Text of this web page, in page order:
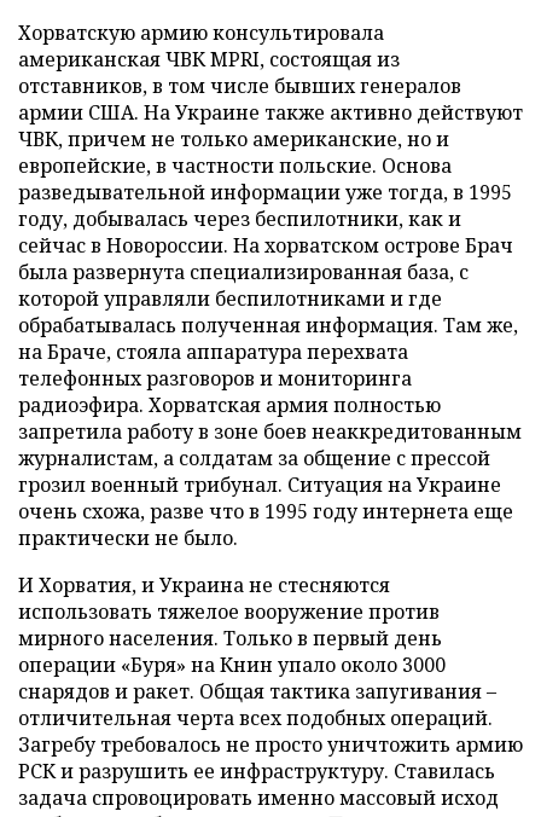
Хорватскую армию консультировала
американская ЧВК MPRI, состоящая из
отставников, в том числе бывших генералов
армии США. На Украине также активно действуют
ЧВК, причем не только американские, но и
европейские, в частности польские. Основа
разведывательной информации уже тогда, в 1995
году, добывалась через беспилотники, как и
сейчас в Новороссии. На хорватском острове Брач
была развернута специализированная база, с
которой управляли беспилотниками и где
обрабатывалась полученная информация. Там же,
на Браче, стояла аппаратура перехвата
телефонных разговоров и мониторинга
радиоэфира. Хорватская армия полностью
запретила работу в зоне боев неаккредитованным
журналистам, а солдатам за общение с прессой
грозил военный трибунал. Ситуация на Украине
очень схожа, разве что в 1995 году интернета еще
практически не было.
И Хорватия, и Украина не стесняются
использовать тяжелое вооружение против
мирного населения. Только в первый день
операции «Буря» на Книн упало около 3000
снарядов и ракет. Общая тактика запугивания –
отличительная черта всех подобных операций.
Загребу требовалось не просто уничтожить армию
РСК и разрушить ее инфраструктуру. Ставилась
задача спровоцировать именно массовый исход